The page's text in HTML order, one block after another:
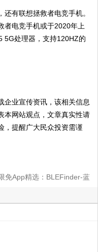
有联想拯救者电竞手机。
者电竞手机或于2020年上
5G处理器，支持120HZ的
企业宣传资讯，该相关信息
本网站观点，文章真实性请
，提醒广大民众投资需谨
免App精选：BLEFinder-蓝